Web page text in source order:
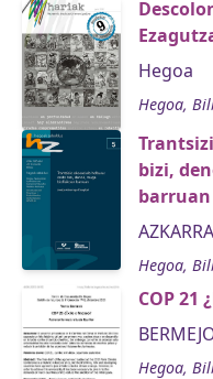
Hegoa
Hegoa,
bizi,
barruan
Hegoa,
COP 21
Hegoa,